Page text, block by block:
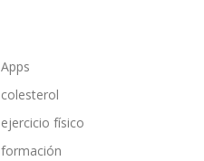
Apps
colesterol
ejercicio físico
formación